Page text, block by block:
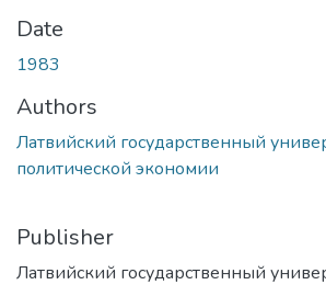
Date
1983
Authors
Латвийский государственный
политической экономии
Publisher
Латвийский государственный